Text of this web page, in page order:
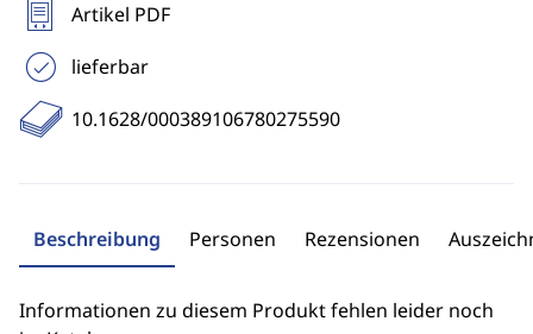
Artikel PDF
lieferbar
10.1628/000389106780275590
Beschreibung Personen Rezensionen
Informationen zu diesem Produkt fehlen leider noch